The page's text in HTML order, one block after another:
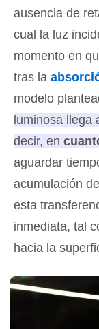
ausencia de
cual la luz
momento en
tras la
modelo
luminosa llega
decir, en
aguardar
acumulación
esta
inmediata, tal
hacia la